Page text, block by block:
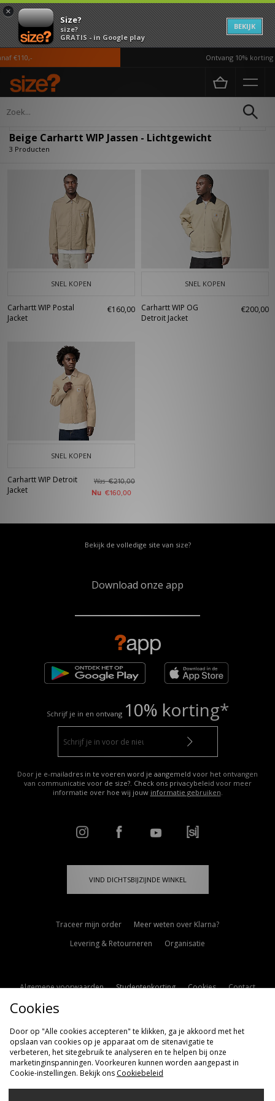
×
Size?
size?
GRATIS - in Google play
BEKIJK
€110,- Ontvang 10% korting
Home Heren
Beige Carhartt WIP Jassen - Lichtgewicht
3 Producten
SNEL KOPEN
Carhartt WIP Postal
Jacket
€160,00
SNEL KOPEN
Carhartt WIP OG
Detroit Jacket
€200,00
SNEL KOPEN
Carhartt WIP Detroit
Jacket
Was€210,00
Nu €160,00
Bekijk de volledige site van size?
Download onze app
Schrijf je in en ontvang 10% korting*
Door je e-mailadres in te voeren word je aangemeld voor het ontvangen
van communicatie voor de size?. Check ons privacybeleid voor meer
informatie over hoe wij jouw informatie gebruiken.
VIND DICHTSBIJZIJNDE WINKEL
Traceer mijn order
Meer weten over Klarna?
Levering & Retourneren
Organisatie
Algemene voorwaarden Studentenkorting Cookies
Contact
Cookie Instellingen
Verzenden Naar
Cookies
Door op "Alle cookies accepteren" te klikken, ga je akkoord met het
opslaan van cookies op je apparaat om de sitenavigatie te
verbeteren, het sitegebruik te analyseren en te helpen bij onze
marketinginspanningen. Voorkeuren kunnen worden aangepast in
Cookie-instellingen. Bekijk ons Cookiebeleid